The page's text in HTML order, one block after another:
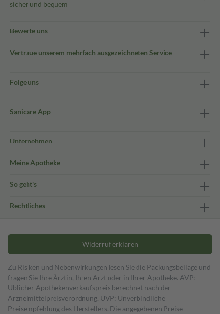
sicher und bequem
Bewerte uns
Vertraue unserem mehrfach ausgezeichneten Service
Folge uns
Sanicare App
Unternehmen
Meine Apotheke
So geht's
Rechtliches
Widerruf erklären
Zu Risiken und Nebenwirkungen lesen Sie die Packungsbeilage und
fragen Sie Ihre Ärztin, Ihren Arzt oder in Ihrer Apotheke. AVP:
Üblicher Apothekenverkaufspreis berechnet nach der
Arzneimittelpreisverordnung. UVP: Unverbindliche
Preisempfehlung des Herstellers. Die angegebenen Preise